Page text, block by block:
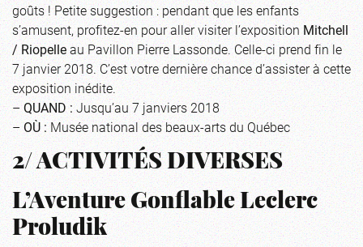
goûts ! Petite suggestion : pendant que les enfants
s’amusent, profitez-en pour aller visiter l’expositionMitchell
/ Riopelleau Pavillon Pierre Lassonde. Celle-ci prend fin le
7 janvier 2018. C’est votre dernière chance d’assister à cette
exposition inédite.
–QUAND :Jusqu’au 7 janviers 2018
–OÙ :Musée national des beaux-arts du Québec
2/ ACTIVITÉS DIVERSES
L’Aventure Gonflable Leclerc
Proludik